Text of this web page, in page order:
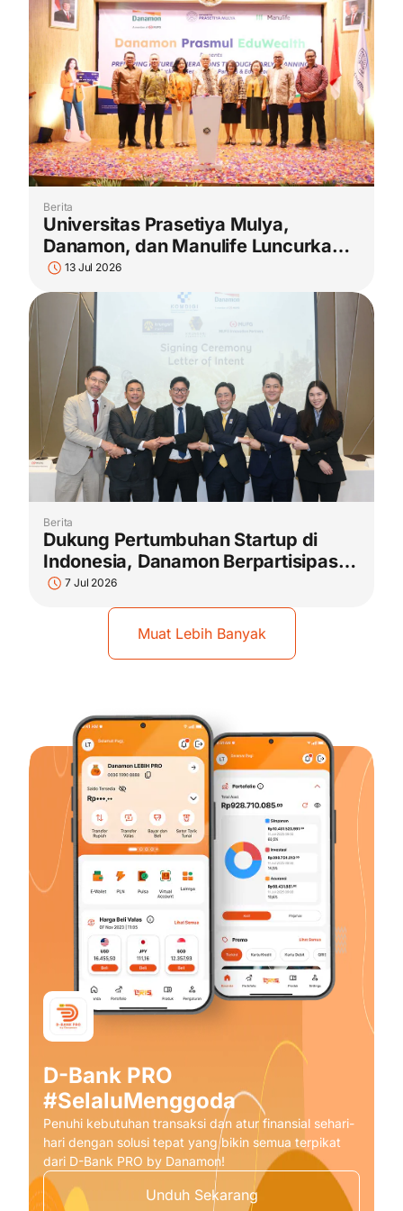
Pengembangan Talenta
Berita
Universitas Prasetiya Mulya,
Danamon, dan Manulife Luncurkan
Danamon Prasmul EduWealth
(DPEW), Ekosistem Perencanaan
Pendidikan Masa Depan Anak
13 Jul 2026
Berita
Dukung Pertumbuhan Startup di
Indonesia, Danamon Berpartisipasi
pada Japan-ASEAN Startup
Business Matching Fair 2026
7 Jul 2026
Muat Lebih Banyak
D-Bank PRO
#SelaluMenggoda
Penuhi kebutuhan transaksi dan atur finansial sehari-
hari dengan solusi tepat yang bikin semua terpikat
dari D-Bank PRO by Danamon!
Unduh Sekarang